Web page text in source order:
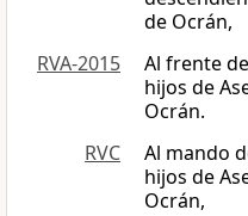
de Ocrán,
RVA-2015
Al frente
hijos de
Ocrán.
RVC
Al mando
hijos de
Ocrán,